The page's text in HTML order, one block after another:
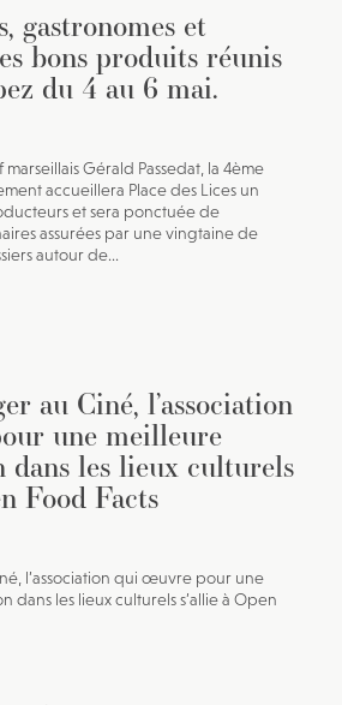
gastronomes et
bons produits réunis
du 4 au 6 mai.
Gérald Passedat, la 4ème
accueillera Place des Lices un
et sera ponctuée de
assurées par une vingtaine de
autour de...
au Ciné, l’association
une meilleure
dans les lieux culturels
Food Facts
l’association qui œuvre pour une
dans les lieux culturels s’allie à Open